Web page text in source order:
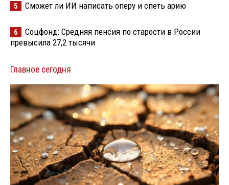
5 Сможет ли ИИ написать оперу и спеть арию
6
Соцфонд: Средняя пенсия по старости в России
превысила 27,2 тысячи
Главное сегодня